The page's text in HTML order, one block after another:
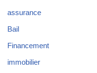
assurance
Bail
Financement
immobilier